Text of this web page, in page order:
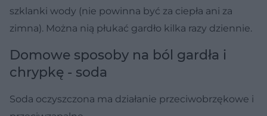
szklanki wody (nie powinna być za ciepła ani za
zimna). Można nią płukać gardło kilka razy dziennie.
Domowe sposoby na ból gardła i
chrypkę - soda
Soda oczyszczona ma działanie przeciwobrzękowe i